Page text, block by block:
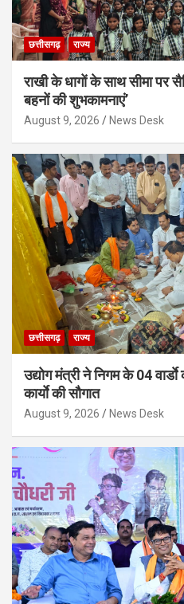
छत्तीसगढ़ राज्य
राखी के धागों के साथ सीमा पर
बहनों की शुभकामनाएं’
August 9, 2026 News Desk
छत्तीसगढ़ राज्य
उद्योग मंत्री ने निगम के 04
कार्याे की सौगात
August 9, 2026 News Desk